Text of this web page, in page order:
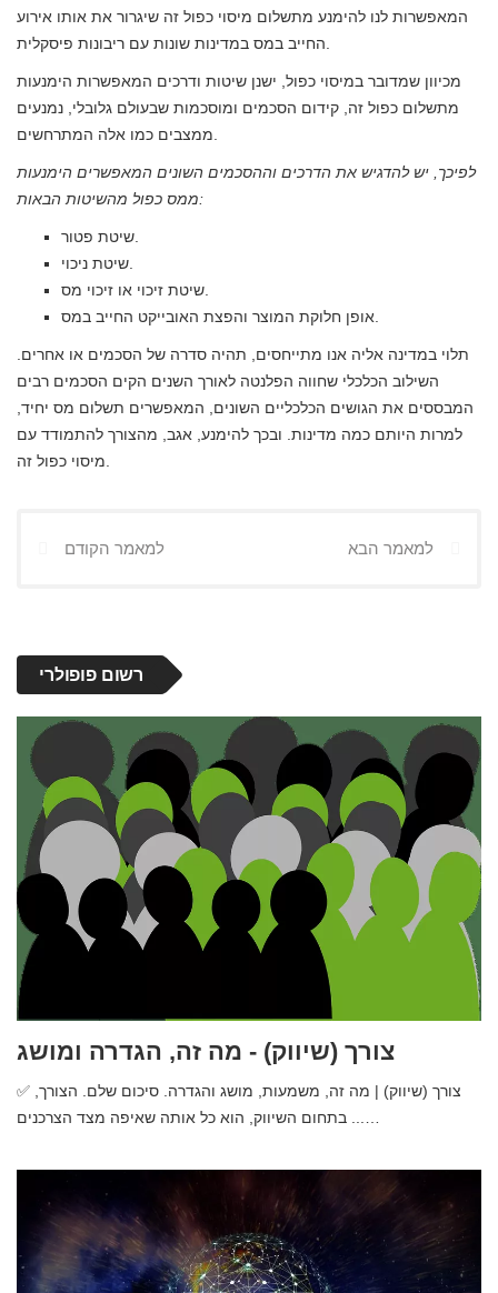
המאפשרות לנו להימנע מתשלום מיסוי כפול זה שיגרור את אותו אירוע
מכיוון שמדובר במיסוי כפול, ישנן שיטות ודרכים המאפשרות הימנעות
מתשלום כפול זה, קידום הסכמים ומוסכמות שבעולם גלובלי, נמנעים
לפיכך, יש להדגיש את הדרכים וההסכמים השונים המאפשרים הימנעות
ממס כפול מהשיטות הבאות:
תלוי במדינה אליה אנו מתייחסים, תהיה סדרה של הסכמים או אחרים.
השילוב הכלכלי שחווה הפלנטה לאורך השנים הקים הסכמים רבים
המבססים את הגושים הכלכליים השונים, המאפשרים תשלום מס יחיד,
למרות היותם כמה מדינות. ובכך להימנע, אגב, מהצורך להתמודד עם
למאמר הקודם למאמר הבא
רשום פופולרי
צורך (שיווק) - מה זה, הגדרה ומושג
✅ צורך (שיווק) | מה זה, משמעות, מושג והגדרה. סיכום שלם. הצורך,